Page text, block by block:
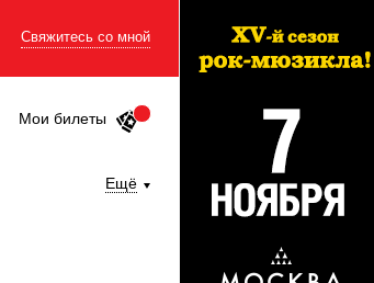
Свяжитесь со мной
Мои билеты
Ещё